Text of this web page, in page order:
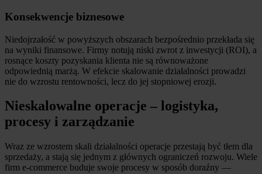
Konsekwencje biznesowe
Niedojrzałość w powyższych obszarach bezpośrednio przekłada się
na wyniki finansowe. Firmy notują niski zwrot z inwestycji (ROI), a
rosnące koszty pozyskania klienta nie są równoważone
odpowiednią marżą. W efekcie skalowanie działalności prowadzi
nie do wzrostu rentowności, lecz do jej stopniowej erozji.
Nieskalowalne operacje – logistyka,
procesy i zarządzanie
Wraz ze wzrostem skali działalności operacje przestają być tłem dla
sprzedaży, a stają się jednym z głównych ograniczeń rozwoju. Wiele
firm e-commerce buduje swoje procesy w sposób doraźny —